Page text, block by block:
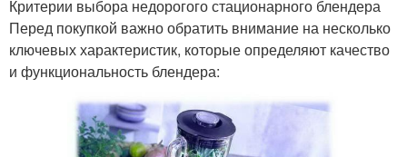
Критерии выбора недорогого стационарного блендера
Перед покупкой важно обратить внимание на несколько
ключевых характеристик, которые определяют качество
и функциональность блендера: